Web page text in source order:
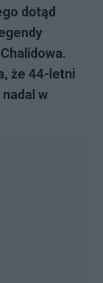
dotąd
że 44-letni
w